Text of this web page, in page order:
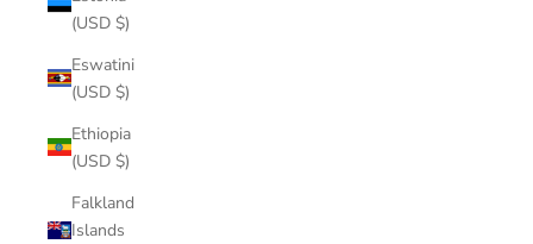
(USD $)
Eswatini
(USD $)
Ethiopia
(USD $)
Falkland
Islands